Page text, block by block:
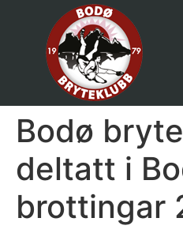
Bodø
deltatt i
brottingar